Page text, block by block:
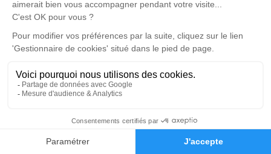
Faire-part Hommages
Un service de plantation d’arbre hommage est
disponible ici.
Je rends hommage
Cérémonie
CENTRE FUNERAIRE BOUDRIER 31 Rue Lavoisier
38300 Bourgoin Jallieu